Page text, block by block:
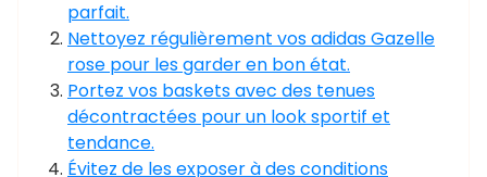
parfait.
Nettoyez régulièrement vos adidas Gazelle
rose pour les garder en bon état.
Portez vos baskets avec des tenues
décontractées pour un look sportif et
tendance.
Évitez de les exposer à des conditions